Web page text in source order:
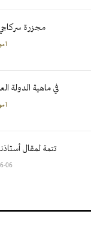
مجزرة
في ماهية الدولة
تتمة لمقال
06